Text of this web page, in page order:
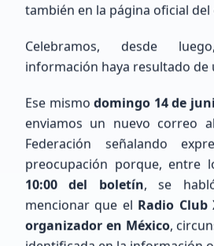
Cargando mapa de
también en la página oficial del
Celebramos, desde
información haya resultado de
Ese mismo domingo 14 de
enviamos un nuevo correo
Federación señalando
preocupación porque, entre
10:00 del boletín, se
mencionar que el Radio Club
organizador en México,